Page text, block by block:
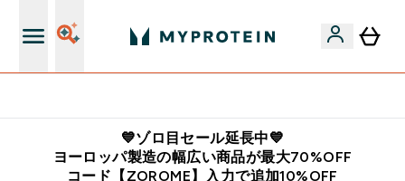
💙ゾロ目セール延長中💙
ヨーロッパ製造の幅広い商品が最大70%OFF
コード【ZOROME】入力で追加10%OFF